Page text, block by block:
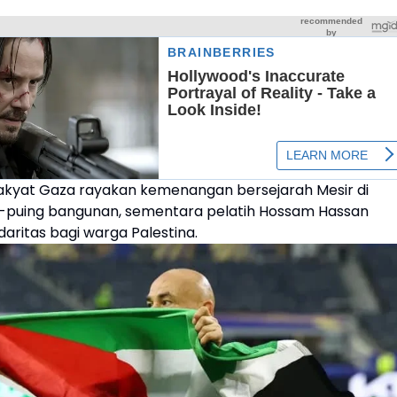
Gaza rayakan kemenangan bersejarah Mesir di
bangunan, sementara pelatih Hossam Hassan
bagi warga Palestina.